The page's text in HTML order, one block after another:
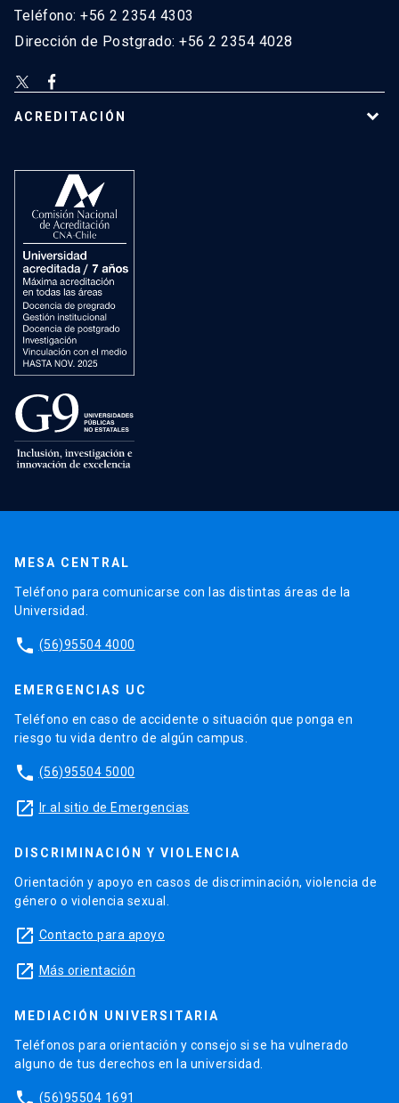
Teléfono: +56 2 2354 4303
Dirección de Postgrado: +56 2 2354 4028
ACREDITACIÓN
MESA CENTRAL
Teléfono para comunicarse con las distintas áreas de la
Universidad.
phone (56)95504 4000
EMERGENCIAS UC
Teléfono en caso de accidente o situación que ponga en
riesgo tu vida dentro de algún campus.
phone (56)95504 5000
launch Ir al sitio de Emergencias
DISCRIMINACIÓN Y VIOLENCIA
Orientación y apoyo en casos de discriminación, violencia de
género o violencia sexual.
launch Contacto para apoyo
launch Más orientación
MEDIACIÓN UNIVERSITARIA
Teléfonos para orientación y consejo si se ha vulnerado
alguno de tus derechos en la universidad.
(56)95504 1691